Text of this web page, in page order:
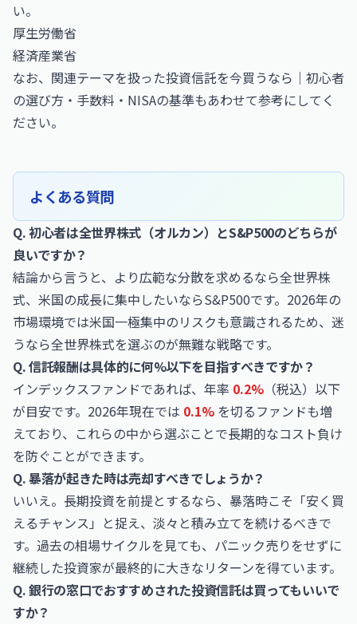
い。
厚生労働省
経済産業省
なお、関連テーマを扱った投資信託を今買うなら｜初心者
の選び方・手数料・NISAの基準もあわせて参考にしてく
ださい。
よくある質問
Q. 初心者は全世界株式（オルカン）とS&P500のどちらが
良いですか？
結論から言うと、より広範な分散を求めるなら全世界株
式、米国の成長に集中したいならS&P500です。2026年の
市場環境では米国一極集中のリスクも意識されるため、迷
うなら全世界株式を選ぶのが無難な戦略です。
Q. 信託報酬は具体的に何%以下を目指すべきですか？
インデックスファンドであれば、年率 0.2% （税込）以下
が目安です。2026年現在では 0.1% を切るファンドも増
えており、これらの中から選ぶことで長期的なコスト負け
を防ぐことができます。
Q. 暴落が起きた時は売却すべきでしょうか？
いいえ。長期投資を前提とするなら、暴落時こそ「安く買
えるチャンス」と捉え、淡々と積み立てを続けるべきで
す。過去の相場サイクルを見ても、パニック売りをせずに
継続した投資家が最終的に大きなリターンを得ています。
Q. 銀行の窓口でおすすめされた投資信託は買ってもいいで
すか？